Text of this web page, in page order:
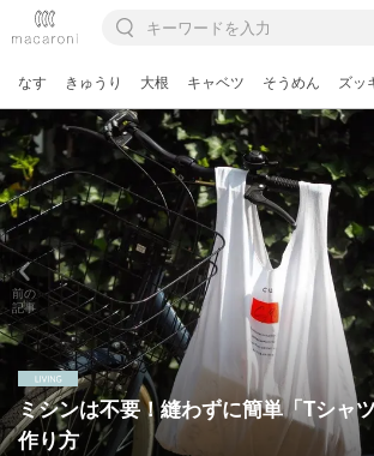
なす きゅうり 大根 キャベツ そうめん ズッ
ミシンは不要！縫わずに簡単「Tシャ
作り方
前の
記事